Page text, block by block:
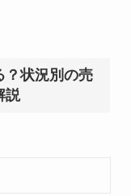
？状況別の売
説